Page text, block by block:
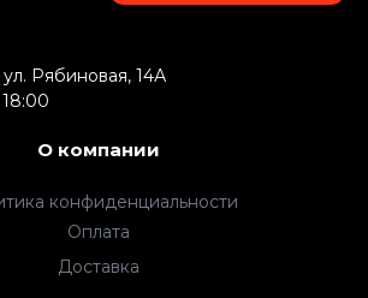
ул. Рябиновая, 14А
О компании
конфиденциальности
Оплата
Доставка